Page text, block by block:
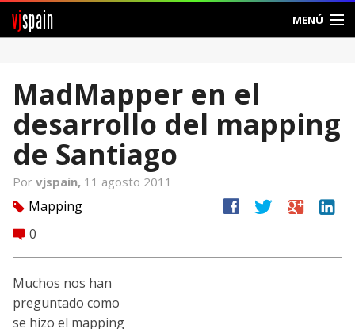
vjspain MENÚ
Foros
Noticias
Ayuda
Entrar
Crear Cuenta
MadMapper en el
desarrollo del mapping
de Santiago
Por vjspain, 11 agosto 2011
tag Mapping
comment 0
facebook twitter google linkedin
Muchos nos han
preguntado como
se hizo el mapping